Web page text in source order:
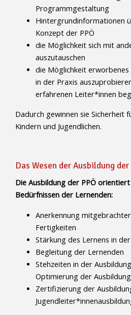
Programmgestaltung
Hintergrundinformationen
Konzept der PPÖ
die Möglichkeit sich mit
auszutauschen
die Möglichkeit erworbenes
in der Praxis
erfahrenen Leiter*innen
Dadurch gewinnen sie Sicherheit
Kindern und Jugendlichen.
Das Wesen der Ausbildung der
Die Ausbildung der PPÖ
Bedürfnissen der Lernenden:
Anerkennung
Fertigkeiten
Stärkung des Lernens in
Begleitung der Lernenden
Stehzeiten in der
Optimierung der
Zertifizierung der